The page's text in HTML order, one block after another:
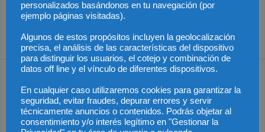
Artículo anterior Artículo siguiente
el borrador del IRPF
personalizados basándonos en tu navegación (por
ejemplo páginas visitadas).
Algunos de estos propósitos incluyen la geolocalización
precisa, el análisis de las características del dispositivo
para distinguir los usuarios, el cotejo y combinación de
datos off line y el vínculo de diferentes dispositivos.
En cualquier caso utilizaremos cookies para garantizar la
seguridad, evitar fraudes, depurar errores y servir
técnicamente anuncios o contenidos. Podrás objetar al
consentimiento y/o interés legítimo en "Gestionar la